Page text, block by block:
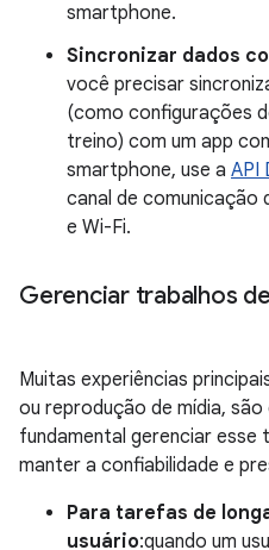
smartphone.
Sincronizar dados
você precisar
(como configurações
treino) com um app
smartphone, use a API
canal de comunicação
e Wi-Fi.
Gerenciar trabalhos
Muitas experiências
ou reprodução de mídia, são
fundamental gerenciar
manter a confiabilidade e
Para tarefas de
usuário:quando um